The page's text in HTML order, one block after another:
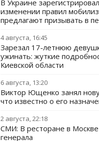
В Украине
изменении правил
предлагают призывать в
4 августа, 16:45
Зарезал 17-летнюю
ужинать: жуткие
Киевской области
6 августа, 13:20
Виктор Ющенко занял
что известно о его
2 августа, 22:18
СМИ: В ресторане в
генерала